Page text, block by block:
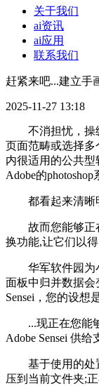
关于我们
ai资讯
ai应用
联系我们
赶紧来吧...建立手
2025-11-27 13:18
不消担忧，操纵
页面范畴或选择多
内很适用的公共
Adobe的
都看起来清晰明
故而您能够正在
换功能,让它们以得
华军软件园为小
面板中归并数据会
Sensei，您的设想
...现正在您能够
Adobe Sensei 供
基于使用的处置
压到当前文件夹;